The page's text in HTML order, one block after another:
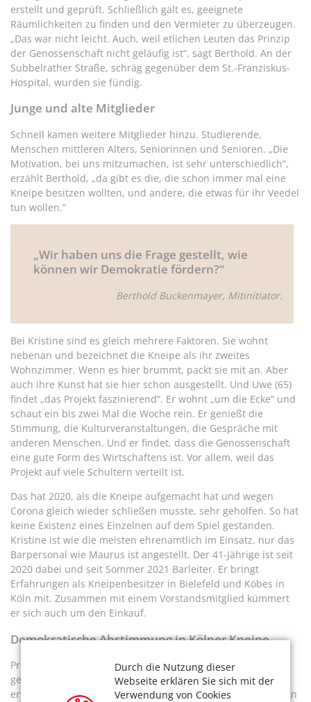
Durch die Nutzung dieser
Webseite erklären Sie sich mit der
Verwendung von Cookies
erstellt und geprüft. Schließlich galt es, geeignete
Räumlichkeiten zu finden und den Vermieter zu überzeugen.
„Das war nicht leicht. Auch, weil etlichen Leuten das Prinzip
der Genossenschaft nicht geläufig ist“, sagt Berthold. An der
Subbelrather Straße, schräg gegenüber dem St.-Franziskus-
Hospital, wurden sie fündig.
Junge und alte Mitglieder
Schnell kamen weitere Mitglieder hinzu. Studierende,
Menschen mittleren Alters, Seniorinnen und Senioren. „Die
Motivation, bei uns mitzumachen, ist sehr unterschiedlich“,
erzählt Berthold, „da gibt es die, die schon immer mal eine
Kneipe besitzen wollten, und andere, die etwas für ihr Veedel
tun wollen.“
„Wir haben uns die Frage gestellt, wie
können wir Demokratie fördern?“
Berthold Buckenmayer, Mitinitiator.
Bei Kristine sind es gleich mehrere Faktoren. Sie wohnt
nebenan und bezeichnet die Kneipe als ihr zweites
Wohnzimmer. Wenn es hier brummt, packt sie mit an. Aber
auch ihre Kunst hat sie hier schon ausgestellt. Und Uwe (65)
findet „das Projekt faszinierend“. Er wohnt „um die Ecke“ und
schaut ein bis zwei Mal die Woche rein. Er genießt die
Stimmung, die Kulturveranstaltungen, die Gespräche mit
anderen Menschen. Und er findet, dass die Genossenschaft
eine gute Form des Wirtschaftens ist. Vor allem, weil das
Projekt auf viele Schultern verteilt ist.
Das hat 2020, als die Kneipe aufgemacht hat und wegen
Corona gleich wieder schließen musste, sehr geholfen. So hat
keine Existenz eines Einzelnen auf dem Spiel gestanden.
Kristine ist wie die meisten ehrenamtlich im Einsatz, nur das
Barpersonal wie Maurus ist angestellt. Der 41-Jährige ist seit
2020 dabei und seit Sommer 2021 Barleiter. Er bringt
Erfahrungen als Kneipenbesitzer in Bielefeld und Köbes in
Köln mit. Zusammen mit einem Vorstandsmitglied kümmert
er sich auch um den Einkauf.
Demokratische Abstimmung in Kölner Kneipe
Professionalität ist auch in einer genossenschaftlich
geführten Kneipe wichtig. Denn auch sie soll Gewinne
erwirtschaften, sich selbst finanzieren und irgendwann ihren